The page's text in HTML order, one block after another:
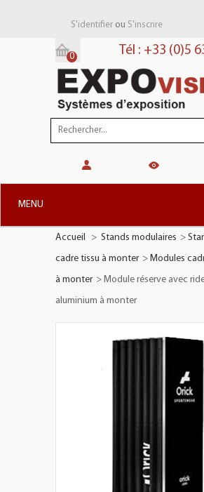
S'identifierou S'inscrire
Tél : +33 (0)5
Panier:
0
MENU
STANDS MODULAIRES
PLV EXTÉRIEURES
Accueil > Stands modulaires >
cadre tissu à monter > Modules
à monter > Module réserve avec
aluminium à monter